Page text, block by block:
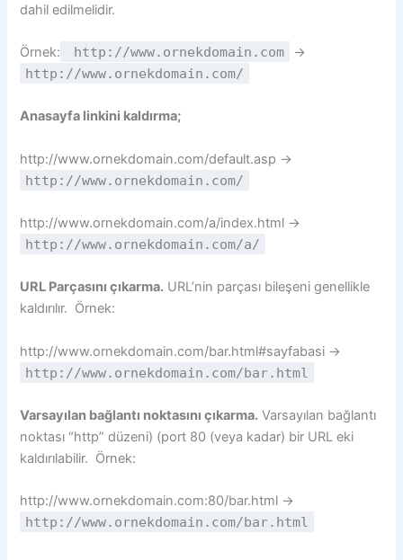
dahil edilmelidir.
Örnek: http://www.ornekdomain.com →
http://www.ornekdomain.com/
Anasayfa linkini kaldırma;
http://www.ornekdomain.com/default.asp →
http://www.ornekdomain.com/
http://www.ornekdomain.com/a/index.html →
http://www.ornekdomain.com/a/
URL Parçasını çıkarma. URL’nin parçası bileşeni genellikle
kaldırılır. Örnek:
http://www.ornekdomain.com/bar.html#sayfabasi →
http://www.ornekdomain.com/bar.html
Varsayılan bağlantı noktasını çıkarma. Varsayılan bağlantı
noktası “http” düzeni) (port 80 (veya kadar) bir URL eki
kaldırılabilir. Örnek:
http://www.ornekdomain.com:80/bar.html →
http://www.ornekdomain.com/bar.html